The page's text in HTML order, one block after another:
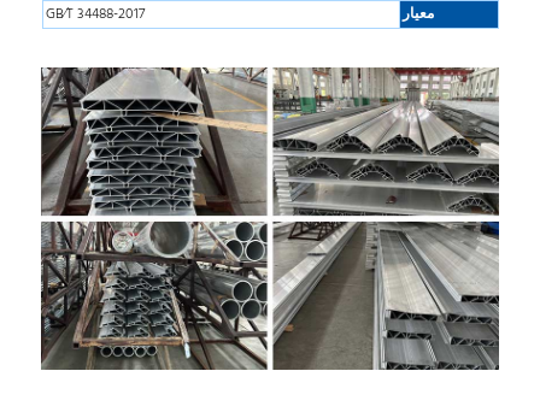
معيار
GB∕T 34488-2017